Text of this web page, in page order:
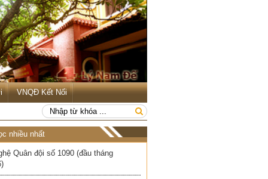
VNQĐ Kết Nối
nhiều nhất
Quân đội số 1090 (đầu tháng